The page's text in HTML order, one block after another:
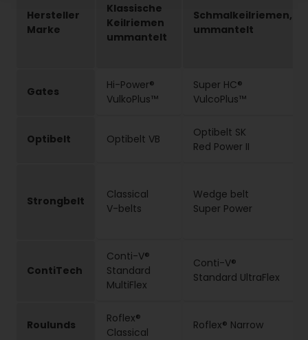
Hersteller
Marke
Klassische
Keilriemen
ummantelt
Schmalkeilriemen,
ummantelt
Gates
Hi-Power®
VulkoPlus™
Super HC®
VulcoPlus™
Optibelt Optibelt VB
Optibelt SK
Red Power II
Strongbelt
Classical
V-belts
Wedge belt
Super Power
ContiTech
Conti-V®
Standard
MultiFlex
Conti-V®
Standard UltraFlex
Roulunds
Roflex®
Classical
Roflex® Narrow